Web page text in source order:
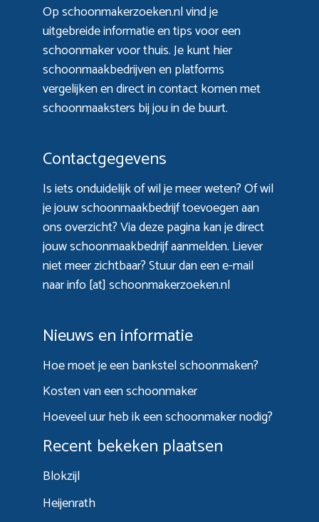
Op schoonmakerzoeken.nl vind je
uitgebreide informatie en tips voor een
schoonmaker voor thuis. Je kunt hier
schoonmaakbedrijven en platforms
vergelijken en direct in contact komen met
schoonmaaksters bij jou in de buurt.
Contactgegevens
Is iets onduidelijk of wil je meer weten? Of wil
je jouw schoonmaakbedrijf toevoegen aan
ons overzicht? Viadeze paginakan je direct
jouw schoonmaakbedrijf aanmelden. Liever
niet meer zichtbaar? Stuur dan een e-mail
naar info [at] schoonmakerzoeken.nl
Nieuws en informatie
Hoe moet je een bankstel schoonmaken?
Kosten van een schoonmaker
Hoeveel uur heb ik een schoonmaker nodig?
Recent bekeken plaatsen
Blokzijl
Heijenrath